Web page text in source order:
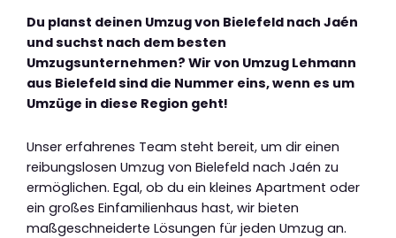
Du planst deinen Umzug von Bielefeld nach Jaén
und suchst nach dem besten
Umzugsunternehmen? Wir von Umzug Lehmann
aus Bielefeld sind die Nummer eins, wenn es um
Umzüge in diese Region geht!
Unser erfahrenes Team steht bereit, um dir einen
reibungslosen Umzug von Bielefeld nach Jaén zu
ermöglichen. Egal, ob du ein kleines Apartment oder
ein großes Einfamilienhaus hast, wir bieten
maßgeschneiderte Lösungen für jeden Umzug an.